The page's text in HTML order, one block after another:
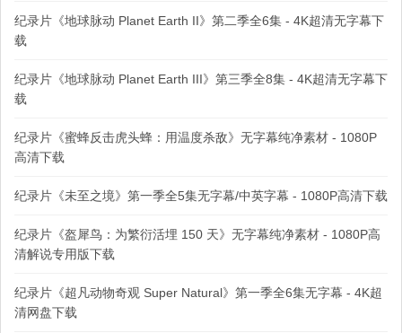
纪录片《地球脉动 Planet Earth II》第二季全6集 - 4K超清无字幕下
载
纪录片《地球脉动 Planet Earth III》第三季全8集 - 4K超清无字幕下
载
纪录片《蜜蜂反击虎头蜂：用温度杀敌》无字幕纯净素材 - 1080P
高清下载
纪录片《未至之境》第一季全5集无字幕/中英字幕 - 1080P高清下载
纪录片《盔犀鸟：为繁衍活埋 150 天》无字幕纯净素材 - 1080P高
清解说专用版下载
纪录片《超凡动物奇观 Super Natural》第一季全6集无字幕 - 4K超
清网盘下载